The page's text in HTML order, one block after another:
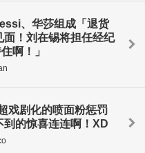
、华莎组成「退货
面！刘在锡将担任经纪
啊！」
戏剧化的喷面粉惩罚
的惊喜连连啊！XD